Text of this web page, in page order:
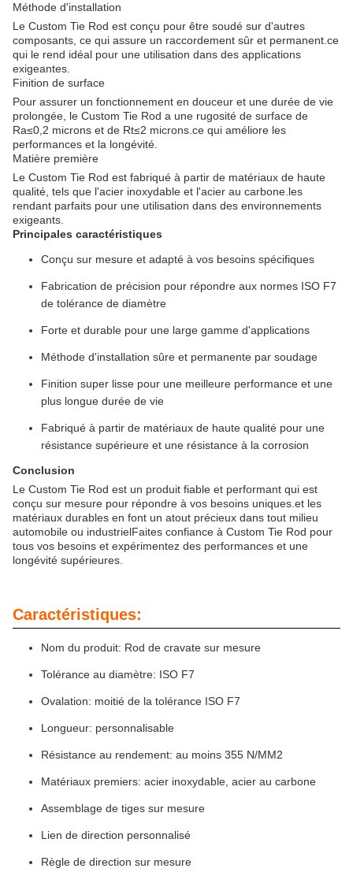
Méthode d'installation
Le Custom Tie Rod est conçu pour être soudé sur d'autres
composants, ce qui assure un raccordement sûr et permanent.ce
qui le rend idéal pour une utilisation dans des applications
exigeantes.
Finition de surface
Pour assurer un fonctionnement en douceur et une durée de vie
prolongée, le Custom Tie Rod a une rugosité de surface de
Ra≤0,2 microns et de Rt≤2 microns.ce qui améliore les
performances et la longévité.
Matière première
Le Custom Tie Rod est fabriqué à partir de matériaux de haute
qualité, tels que l'acier inoxydable et l'acier au carbone.les
rendant parfaits pour une utilisation dans des environnements
exigeants.
Principales caractéristiques
Conçu sur mesure et adapté à vos besoins spécifiques
Fabrication de précision pour répondre aux normes ISO F7
de tolérance de diamètre
Forte et durable pour une large gamme d'applications
Méthode d'installation sûre et permanente par soudage
Finition super lisse pour une meilleure performance et une
plus longue durée de vie
Fabriqué à partir de matériaux de haute qualité pour une
résistance supérieure et une résistance à la corrosion
Conclusion
Le Custom Tie Rod est un produit fiable et performant qui est
conçu sur mesure pour répondre à vos besoins uniques.et les
matériaux durables en font un atout précieux dans tout milieu
automobile ou industrielFaites confiance à Custom Tie Rod pour
tous vos besoins et expérimentez des performances et une
longévité supérieures.
Caractéristiques:
Nom du produit: Rod de cravate sur mesure
Tolérance au diamètre: ISO F7
Ovalation: moitié de la tolérance ISO F7
Longueur: personnalisable
Résistance au rendement: au moins 355 N/MM2
Matériaux premiers: acier inoxydable, acier au carbone
Assemblage de tiges sur mesure
Lien de direction personnalisé
Règle de direction sur mesure